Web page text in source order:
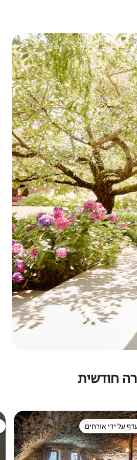
חודשית
בקרב נכסים מועדפים על ידי אורחים
על ידי אורחים